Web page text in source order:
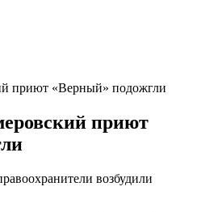
приют
возбудили